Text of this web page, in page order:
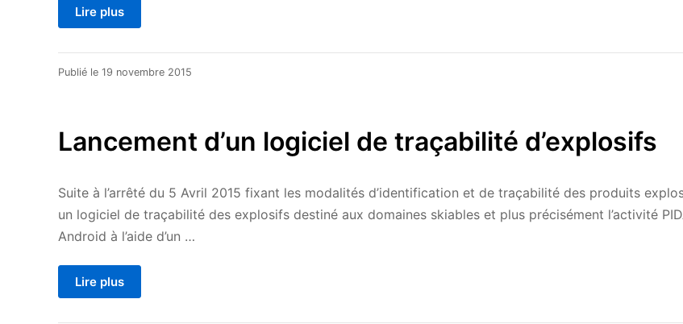
Lire plus
Publié le 19 novembre 2015
Lancement d’un logiciel de traçabilité d’explosifs
Suite à l’arrêté du 5 Avril 2015 fixant les modalités d’identification et de traçabilité des produits
un logiciel de traçabilité des explosifs destiné aux domaines skiables et plus précisément l’activité
Android à l’aide d’un …
Lire plus